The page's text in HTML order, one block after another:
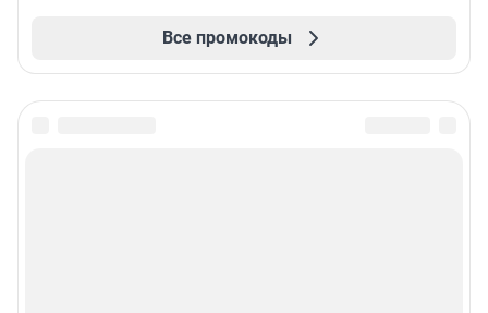
Все промокоды